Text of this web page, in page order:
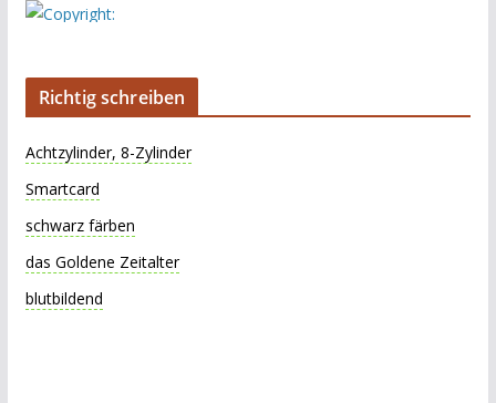
Richtig schreiben
Achtzylinder, 8-Zylinder
Smartcard
schwarz färben
das Goldene Zeitalter
blutbildend